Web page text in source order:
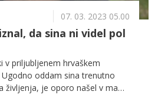
07. 03. 2023 05.00
da sina ni videl pol
v priljubljenem hrvaškem
oddam sina trenutno
življenja, je oporo našel v mami,